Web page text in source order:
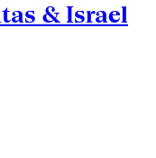
& Israel